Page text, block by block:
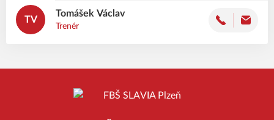
TV
Václav
Tomášek
Trenér